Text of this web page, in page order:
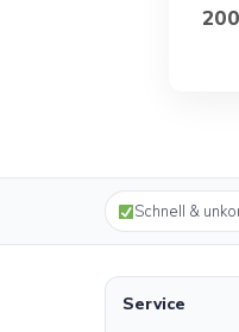
Schnell &
Service